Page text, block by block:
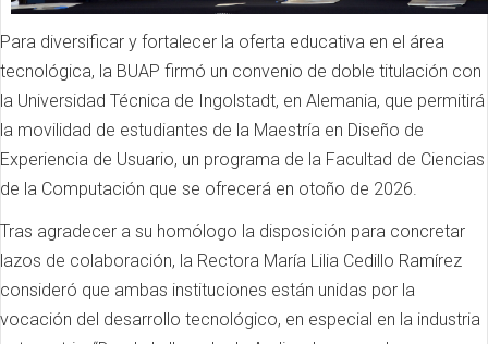
Para diversificar y fortalecer la oferta educativa en el área
tecnológica, la BUAP firmó un convenio de doble titulación con
la Universidad Técnica de Ingolstadt, en Alemania, que permitirá
la movilidad de estudiantes de la Maestría en Diseño de
Experiencia de Usuario, un programa de la Facultad de Ciencias
de la Computación que se ofrecerá en otoño de 2026.
Tras agradecer a su homólogo la disposición para concretar
lazos de colaboración, la Rectora María Lilia Cedillo Ramírez
consideró que ambas instituciones están unidas por la
vocación del desarrollo tecnológico, en especial en la industria